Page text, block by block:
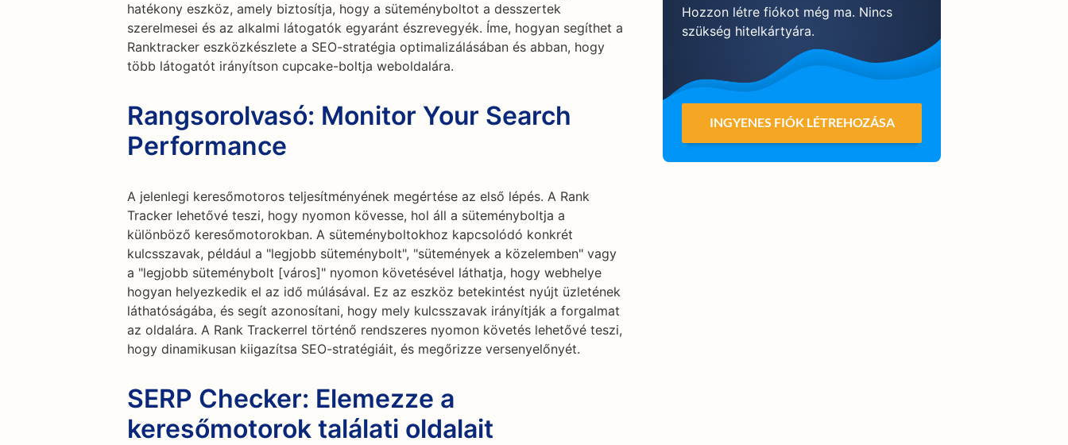
hatékony eszköz, amely biztosítja, hogy a süteményboltot a desszertek
szerelmesei és az alkalmi látogatók egyaránt észrevegyék. Íme, hogyan segíthet a
Ranktracker eszközkészlete a SEO-stratégia optimalizálásában és abban, hogy
több látogatót irányítson cupcake-boltja weboldalára.
Rangsorolvasó: Monitor Your Search
Performance
A jelenlegi keresőmotoros teljesítményének megértése az első lépés. A Rank
Tracker lehetővé teszi, hogy nyomon kövesse, hol áll a süteményboltja a
különböző keresőmotorokban. A süteményboltokhoz kapcsolódó konkrét
kulcsszavak, például a "legjobb süteménybolt", "sütemények a közelemben" vagy
a "legjobb süteménybolt [város]" nyomon követésével láthatja, hogy webhelye
hogyan helyezkedik el az idő múlásával. Ez az eszköz betekintést nyújt üzletének
láthatóságába, és segít azonosítani, hogy mely kulcsszavak irányítják a forgalmat
az oldalára. A Rank Trackerrel történő rendszeres nyomon követés lehetővé teszi,
hogy dinamikusan kiigazítsa SEO-stratégiáit, és megőrizze versenyelőnyét.
SERP Checker: Elemezze a
keresőmotorok találati oldalait
Hozzon létre fiókot még ma. Nincs
szükség hitelkártyára.
INGYENES FIÓK LÉTREHOZÁSA